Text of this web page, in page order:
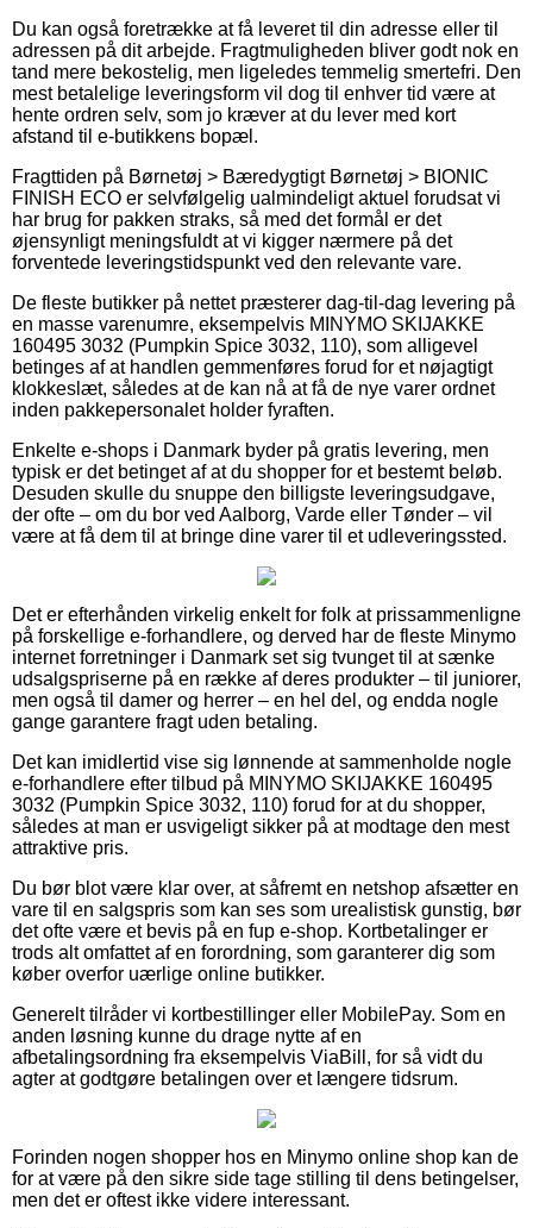
Du kan også foretrække at få leveret til din adresse eller til
adressen på dit arbejde. Fragtmuligheden bliver godt nok en
tand mere bekostelig, men ligeledes temmelig smertefri. Den
mest betalelige leveringsform vil dog til enhver tid være at
hente ordren selv, som jo kræver at du lever med kort
afstand til e-butikkens bopæl.
Fragttiden på Børnetøj > Bæredygtigt Børnetøj > BIONIC
FINISH ECO er selvfølgelig ualmindeligt aktuel forudsat vi
har brug for pakken straks, så med det formål er det
øjensynligt meningsfuldt at vi kigger nærmere på det
forventede leveringstidspunkt ved den relevante vare.
De fleste butikker på nettet præsterer dag-til-dag levering på
en masse varenumre, eksempelvis MINYMO SKIJAKKE
160495 3032 (Pumpkin Spice 3032, 110), som alligevel
betinges af at handlen gemmenføres forud for et nøjagtigt
klokkeslæt, således at de kan nå at få de nye varer ordnet
inden pakkepersonalet holder fyraften.
Enkelte e-shops i Danmark byder på gratis levering, men
typisk er det betinget af at du shopper for et bestemt beløb.
Desuden skulle du snuppe den billigste leveringsudgave,
der ofte – om du bor ved Aalborg, Varde eller Tønder – vil
være at få dem til at bringe dine varer til et udleveringssted.
Det er efterhånden virkelig enkelt for folk at prissammenligne
på forskellige e-forhandlere, og derved har de fleste Minymo
internet forretninger i Danmark set sig tvunget til at sænke
udsalgspriserne på en række af deres produkter – til juniorer,
men også til damer og herrer – en hel del, og endda nogle
gange garantere fragt uden betaling.
Det kan imidlertid vise sig lønnende at sammenholde nogle
e-forhandlere efter tilbud på MINYMO SKIJAKKE 160495
3032 (Pumpkin Spice 3032, 110) forud for at du shopper,
således at man er usvigeligt sikker på at modtage den mest
attraktive pris.
Du bør blot være klar over, at såfremt en netshop afsætter en
vare til en salgspris som kan ses som urealistisk gunstig, bør
det ofte være et bevis på en fup e-shop. Kortbetalinger er
trods alt omfattet af en forordning, som garanterer dig som
køber overfor uærlige online butikker.
Generelt tilråder vi kortbestillinger eller MobilePay. Som en
anden løsning kunne du drage nytte af en
afbetalingsordning fra eksempelvis ViaBill, for så vidt du
agter at godtgøre betalingen over et længere tidsrum.
Forinden nogen shopper hos en Minymo online shop kan de
for at være på den sikre side tage stilling til dens betingelser,
men det er oftest ikke videre interessant.